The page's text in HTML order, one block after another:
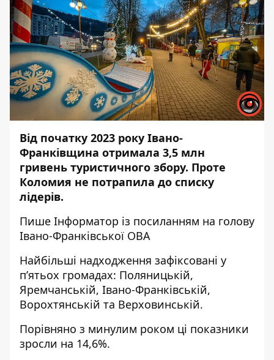
Від початку 2023 року Івано-
Франківщина отримала 3,5 млн
гривень туристичного збору. Проте
Коломия не потрапила до списку
лідерів.
Пише Інформатор із посиланням на голову
Івано-Франківської ОВА
Найбільші надходження зафіксовані у
п’ятьох громадах: Поляницькій,
Яремчанській, Івано-Франківській,
Ворохтянській та Верховинській.
Порівняно з минулим роком ці показники
зросли на 14,6%.